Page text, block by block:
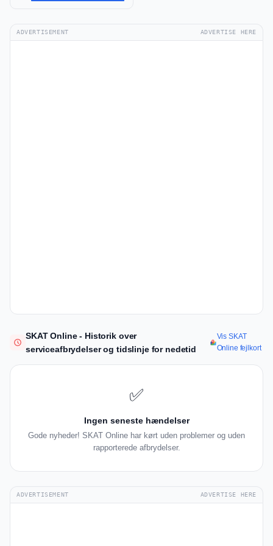
ADVERTISEMENT ADVERTISE HERE
SKAT Online - Historik over
serviceafbrydelser og tidslinje for nedetid
Vis SKAT
Online fejlkort
✅
Ingen seneste hændelser
Gode nyheder! SKAT Online har kørt uden problemer og uden
rapporterede afbrydelser.
ADVERTISEMENT ADVERTISE HERE